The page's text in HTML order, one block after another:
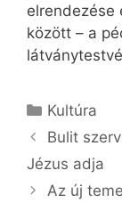
elrendezése
között – a
Kategória
Kultúra
Bulit
Jézus adja
Az új